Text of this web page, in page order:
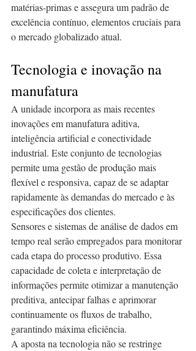
matérias-primas e assegura um padrão de
excelência contínuo, elementos cruciais para
o mercado globalizado atual.
Tecnologia e inovação na
manufatura
A unidade incorpora as mais recentes
inovações em manufatura aditiva,
inteligência artificial e conectividade
industrial. Este conjunto de tecnologias
permite uma gestão de produção mais
flexível e responsiva, capaz de se adaptar
rapidamente às demandas do mercado e às
especificações dos clientes.
Sensores e sistemas de análise de dados em
tempo real serão empregados para monitorar
cada etapa do processo produtivo. Essa
capacidade de coleta e interpretação de
informações permite otimizar a manutenção
preditiva, antecipar falhas e aprimorar
continuamente os fluxos de trabalho,
garantindo máxima eficiência.
A aposta na tecnologia não se restringe